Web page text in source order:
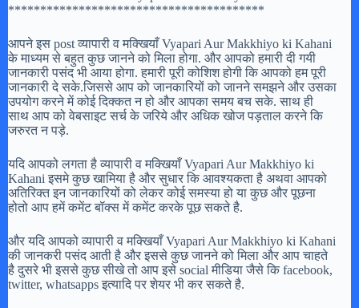
****************************************
आपने इस post व्यापारी व मक्खियाँ Vyapari Aur Makkhiyo ki Kahani
के माध्यम से बहुत कुछ जानने को मिला होगा. और आपको हमारी दी गयी
जानकारी पसंद भी आया होगा. हमारी पूरी कोशिश होगी कि आपको हम पूरी
जानकारी दे सके.जिससे आप को जानकारियों को जानने समझने और उसका
उपयोग करने में कोई दिक्कत न हो और आपका समय बच सके. साथ ही
साथ आप को वेबसाइट सर्च के जरिये और अधिक खोज पड़ताल करने कि
जरुरत न पड़े.
यदि आपको लगता है व्यापारी व मक्खियाँ Vyapari Aur Makkhiyo ki
Kahani इसमे कुछ खामिया है और सुधार कि आवश्यकता है अथवा आपको
अतिरिक्त इन जानकारियों को लेकर कोई समस्या हो या कुछ और पूछना
होतो आप हमें कमेंट बॉक्स में कमेंट करके पूछ सकते है.
और यदि आपको व्यापारी व मक्खियाँ Vyapari Aur Makkhiyo ki Kahani
की जानकरी पसंद आती है और इससे कुछ जानने को मिला और आप चाहते
है दुसरे भी इससे कुछ सीखे तो आप इसे social मीडिया जैसे कि facebook,
twitter, whatsapps इत्यादि पर शेयर भी कर सकते है.